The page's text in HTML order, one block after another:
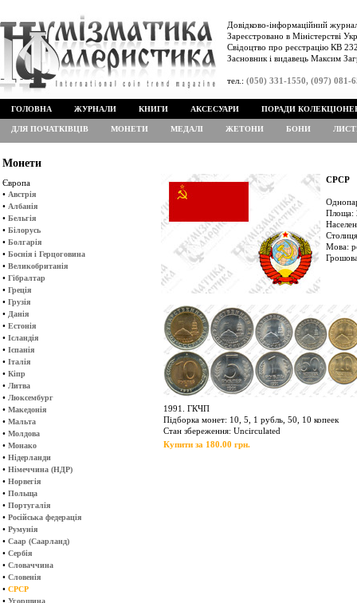
Довідково-інформаційний
Зареєстровано в Міністерстві
Свідоцтво про реєстрацію КВ
Засновник і видавець Максим
тел.: (050) 331-1550, (097) 081-
ГОЛОВНА ЖУРНАЛИ КНИГИ АКСЕСУАРИ ПОРАДИ
ДЛЯ ПОЧАТКІВЦІВ МОНЕТИ МЕДАЛІ ЖЕТОНИ БОНИ
Монети
Європа
• Австрія
• Албанія
• Бельгія
• Білорусь
• Болгарія
• Боснія і Герцоговина
• Великобританія
• Гібралтар
• Греція
• Грузія
• Данія
• Естонія
• Ісландія
• Іспанія
• Італія
• Кіпр
• Литва
• Люксембург
• Македонія
• Мальта
• Молдова
• Монако
• Нідерланди
• Німеччина (НДР)
• Норвегія
• Польща
• Португалія
• Російська федерація
• Румунія
• Саар (Саарланд)
• Сербія
• Словаччина
• Словенія
• СРСР
• Угорщина
СРСР
Площа:
Мова:
1991. ГКЧП
Підборка монет: 10, 5, 1 рубль, 50, 10 копеек
Стан збереження: Uncirculated
Купити за 180.00 грн.